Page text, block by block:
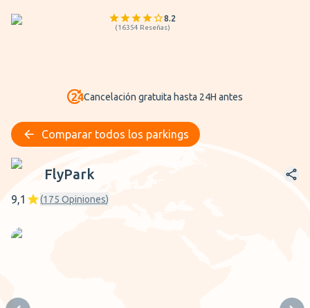
8.2
(16354 Reseñas)
Cancelación gratuita hasta 24H antes
Comparar todos los parkings
FlyPark
FlyPark
9,1 (175 Opiniones)